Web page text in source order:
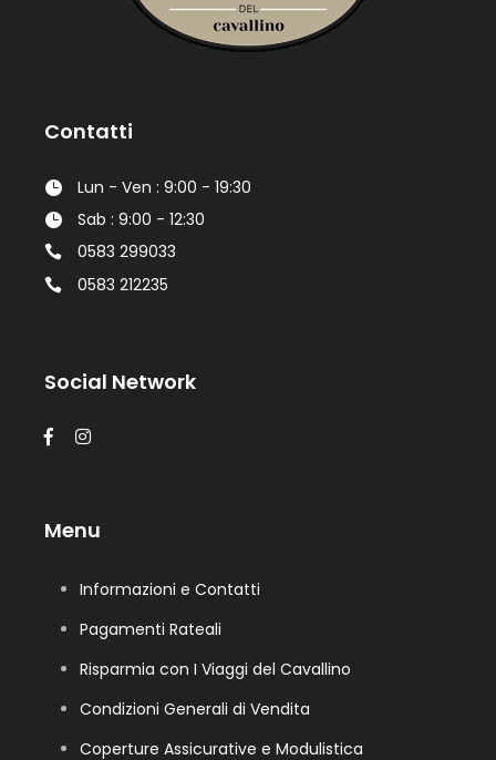
Contatti
Lun - Ven : 9:00 - 19:30
Sab : 9:00 - 12:30
0583 299033
0583 212235
Social Network
Menu
Informazioni e Contatti
Pagamenti Rateali
Risparmia con I Viaggi del Cavallino
Condizioni Generali di Vendita
Coperture Assicurative e Modulistica